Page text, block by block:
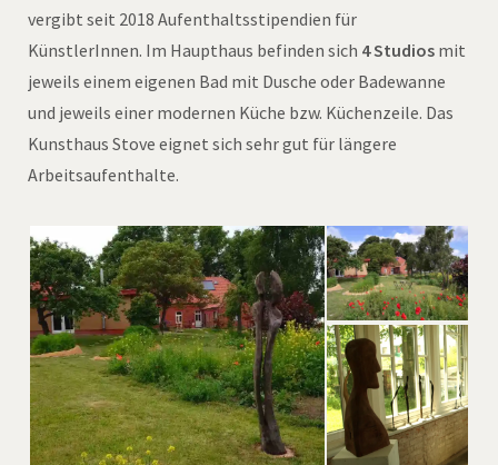
vergibt seit 2018 Aufenthaltsstipendien für
KünstlerInnen. Im Haupthaus befinden sich 4 Studios mit
jeweils einem eigenen Bad mit Dusche oder Badewanne
und jeweils einer modernen Küche bzw. Küchenzeile. Das
Kunsthaus Stove eignet sich sehr gut für längere
Arbeitsaufenthalte.